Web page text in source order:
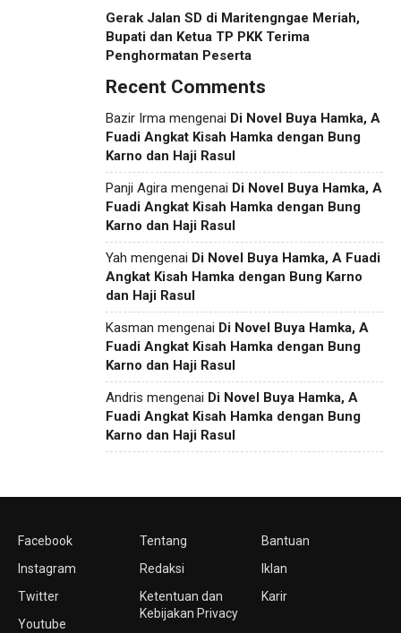
Gerak Jalan SD di Maritengngae Meriah,
Bupati dan Ketua TP PKK Terima
Penghormatan Peserta
Recent Comments
Bazir Irma mengenai Di Novel Buya Hamka, A
Fuadi Angkat Kisah Hamka dengan Bung
Karno dan Haji Rasul
Panji Agira mengenai Di Novel Buya Hamka, A
Fuadi Angkat Kisah Hamka dengan Bung
Karno dan Haji Rasul
Yah mengenai Di Novel Buya Hamka, A Fuadi
Angkat Kisah Hamka dengan Bung Karno
dan Haji Rasul
Kasman mengenai Di Novel Buya Hamka, A
Fuadi Angkat Kisah Hamka dengan Bung
Karno dan Haji Rasul
Andris mengenai Di Novel Buya Hamka, A
Fuadi Angkat Kisah Hamka dengan Bung
Karno dan Haji Rasul
Facebook
Instagram
Twitter
Youtube
Tentang
Redaksi
Ketentuan dan
Kebijakan Privacy
Bantuan
Iklan
Karir